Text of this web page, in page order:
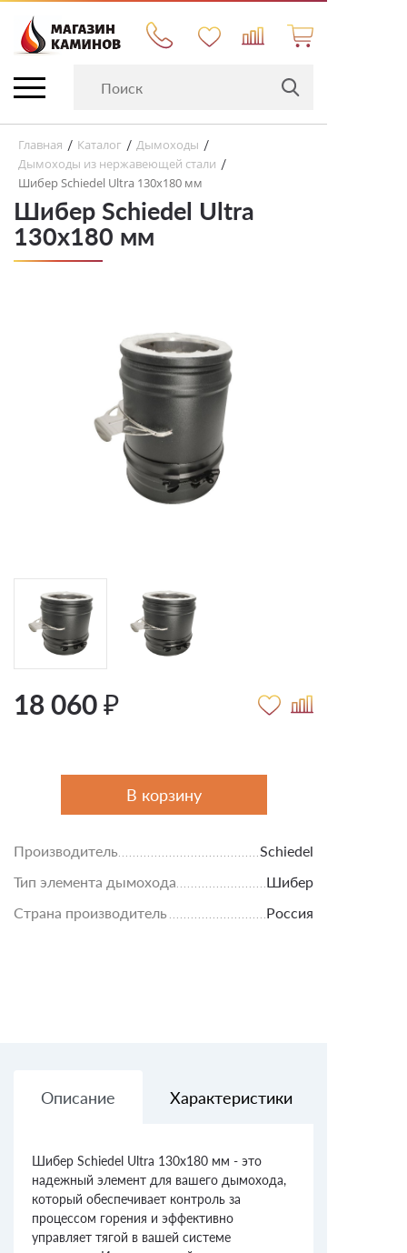
Главная / Каталог / Дымоходы /
Дымоходы из нержавеющей стали /
Шибер Schiedel Ultra 130х180 мм
Шибер Schiedel Ultra
130х180 мм
18 060 ₽
В корзину
Производитель
Schiedel
Тип элемента дымохода
Шибер
Страна производитель
Россия
Описание Характеристики
Шибер Schiedel Ultra 130х180 мм - это
надежный элемент для вашего дымохода,
который обеспечивает контроль за
процессом горения и эффективно
управляет тягой в вашей системе